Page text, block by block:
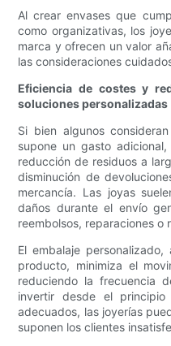
Al crear envases que
como organizativas, los
marca y ofrecen un valor
las consideraciones
Eficiencia de costes y
soluciones personalizadas
Si bien algunos
supone un gasto
reducción de residuos a
disminución de
mercancía. Las joyas
daños durante el envío
reembolsos, reparaciones o
El embalaje
producto, minimiza el
reduciendo la frecuencia
invertir desde el
adecuados, las joyerías
suponen los clientes